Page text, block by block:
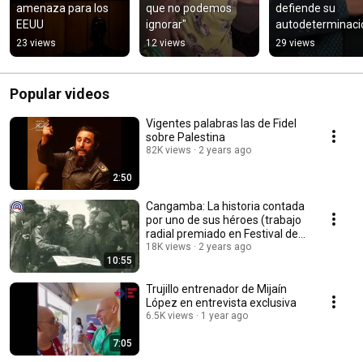
amenaza para los
EEUU
23 views
que no podemos
ignorar"
12 views
defiende su
29 views
Popular videos
2:50
Vigentes palabras las de Fidel
sobre Palestina
82K views 2 years ago
10:55
Cangamba: La historia contada
por uno de sus héroes (trabajo
radial premiado en Festival de
base)
18K views 2 years ago
7:05
Trujillo entrenador de Mijaín
López en entrevista exclusiva
6.5K views 1 year ago